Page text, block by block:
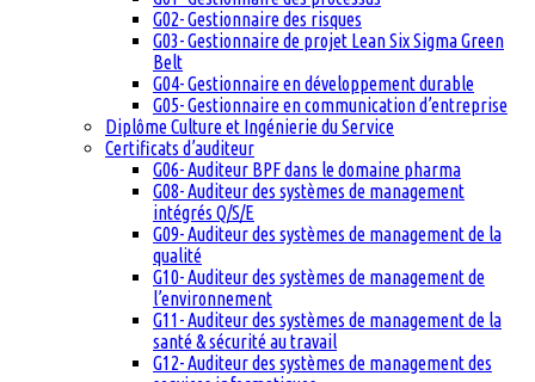
G02- Gestionnaire des risques
G03- Gestionnaire de projet Lean Six Sigma Green
Belt
G04- Gestionnaire en développement durable
G05- Gestionnaire en communication d’entreprise
Diplôme Culture et Ingénierie du Service
Certificats d’auditeur
G06- Auditeur BPF dans le domaine pharma
G08- Auditeur des systèmes de management
intégrés Q/S/E
G09- Auditeur des systèmes de management de la
qualité
G10- Auditeur des systèmes de management de
l’environnement
G11- Auditeur des systèmes de management de la
santé & sécurité au travail
G12- Auditeur des systèmes de management des